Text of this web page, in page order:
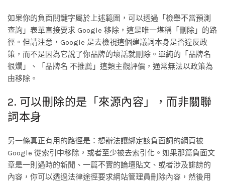
如果你的負面關鍵字屬於上述範圍，可以透過「檢舉不當預測
查詢」表單直接要求 Google 移除，這是唯一堪稱「刪除」的路
徑。但請注意，Google 是去檢視這個建議詞本身是否違反政
策，而不是因為它說了你品牌的壞話就刪除。單純的「品牌名
很爛」、「品牌名 不推薦」這類主觀評價，通常無法以政策為
由移除。
2. 可以刪除的是「來源內容」，而非關聯
詞本身
另一條真正有用的路徑是：想辦法讓綁定該負面詞的網頁被
Google 從索引中移除，或者至少被去索引化。如果那篇負面文
章是一則過時的新聞、一篇不實的論壇貼文、或者涉及誹謗的
內容，你可以透過法律途徑要求網站管理員刪除內容，然後用